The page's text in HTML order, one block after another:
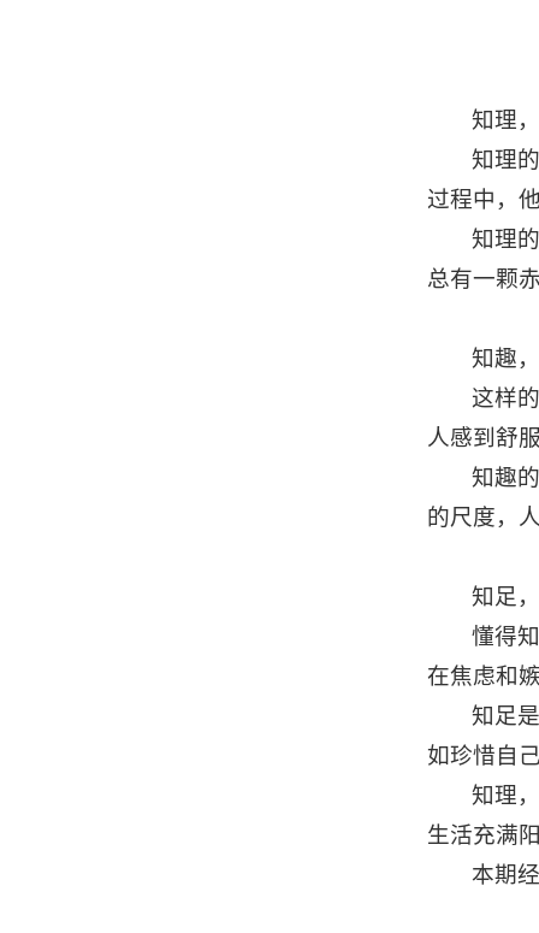
知理
知理
过程中，
知理
总有一颗
知趣
这样
人感到舒
知趣
的尺度，
知足
懂得
在焦虑和
知足
如珍惜自
知理
生活充满
本期